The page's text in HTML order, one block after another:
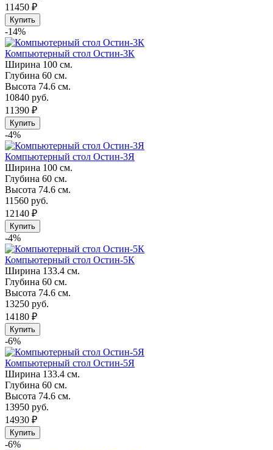
11450 ₽
Купить
-14%
Компьютерный стол Остин-3К
Ширина 100 см.
Глубина 60 см.
Высота 74.6 см.
10840 руб.
11390 ₽
Купить
-4%
Компьютерный стол Остин-3Я
Ширина 100 см.
Глубина 60 см.
Высота 74.6 см.
11560 руб.
12140 ₽
Купить
-4%
Компьютерный стол Остин-5К
Ширина 133.4 см.
Глубина 60 см.
Высота 74.6 см.
13250 руб.
14180 ₽
Купить
-6%
Компьютерный стол Остин-5Я
Ширина 133.4 см.
Глубина 60 см.
Высота 74.6 см.
13950 руб.
14930 ₽
Купить
-6%